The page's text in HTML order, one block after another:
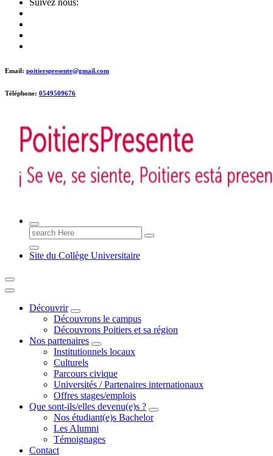
Suivez nous:
Email: poitierspresente@gmail.com
Téléphone: 0549509676
Poitiers presente !
Search
for:
Site du Collège Universitaire
Découvrir
Découvrons le campus
Découvrons Poitiers et sa région
Nos partenaires
Institutionnels locaux
Culturels
Parcours civique
Universités / Partenaires internationaux
Offres stages/emplois
Que sont-ils/elles devenu(e)s ?
Nos étudiant(e)s Bachelor
Les Alumni
Témoignages
Contact